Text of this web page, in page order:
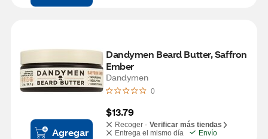
Agregar
Dandymen Beard Butter, Saffron
Ember
Dandymen
0
$13.79
Recoger - Verificar más tiendas
Entrega el mismo día
Envío